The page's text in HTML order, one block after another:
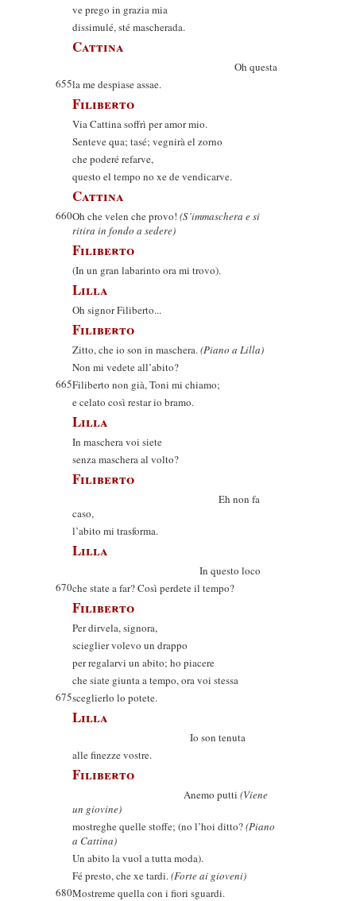
ve prego in grazia mia
dissimulé, sté mascherada.
Cattina
Oh questa
655la me despiase assae.
Filiberto
Via Cattina soffrì per amor mio.
Senteve qua; tasé; vegnirà el zorno
che poderé refarve,
questo el tempo no xe de vendicarve.
Cattina
660Oh che velen che provo! (S’immaschera e si
ritira in fondo a sedere)
Filiberto
(In un gran labarinto ora mi trovo).
Lilla
Oh signor Filiberto...
Filiberto
Zitto, che io son in maschera.(Piano a Lilla)
Non mi vedete all’abito?
665Filiberto non già, Toni mi chiamo;
e celato così restar io bramo.
Lilla
In maschera voi siete
senza maschera al volto?
Filiberto
Eh non fa
caso,
l’abito mi trasforma.
Lilla
In questo loco
670che state a far? Così perdete il tempo?
Filiberto
Per dirvela, signora,
scieglier volevo un drappo
per regalarvi un abito; ho piacere
che siate giunta a tempo, ora voi stessa
675sceglierlo lo potete.
Lilla
Io son tenuta
alle finezze vostre.
Filiberto
Anemo putti (Viene
un giovine)
mostreghe quelle stoffe; (no l’hoi ditto?(Piano
a Cattina)
Un abito la vuol a tutta moda).
Fé presto, che xe tardi.(Forte ai gioveni)
680Mostreme quella con i fiori sguardi.